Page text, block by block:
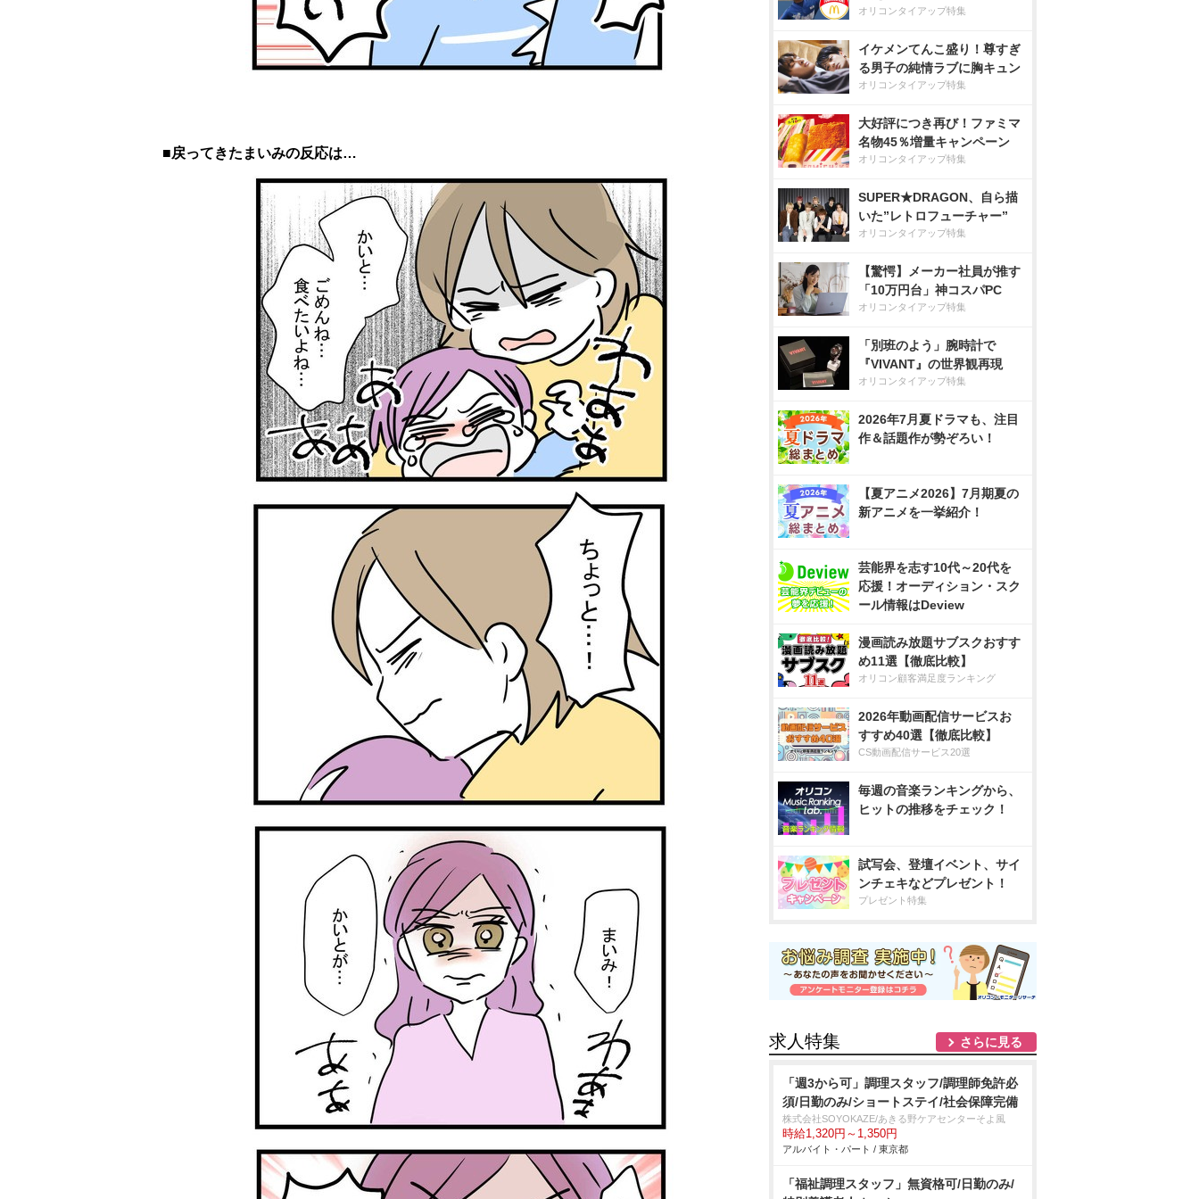
■戻ってきたまいみの反応は…
オリコンタイアップ特集
イケメンてんこ盛り！尊すぎ
る男子の純情ラブに胸キュン
オリコンタイアップ特集
大好評につき再び！ファミマ
名物45％増量キャンペーン
オリコンタイアップ特集
SUPER★DRAGON、自ら描
いた”レトロフューチャー”
オリコンタイアップ特集
【驚愕】メーカー社員が推す
「10万円台」神コスパPC
オリコンタイアップ特集
「別班のよう」腕時計で
『VIVANT』の世界観再現
オリコンタイアップ特集
2026年7月夏ドラマも、注目
作＆話題作が勢ぞろい！
【夏アニメ2026】7月期夏の
新アニメを一挙紹介！
芸能界を志す10代～20代を
応援！オーディション・スク
ール情報はDeview
漫画読み放題サブスクおすす
め11選【徹底比較】
オリコン顧客満足度ランキング
2026年動画配信サービスお
すすめ40選【徹底比較】
CS動画配信サービス20選
毎週の音楽ランキングから、
ヒットの推移をチェック！
試写会、登壇イベント、サイ
ンチェキなどプレゼント！
プレゼント特集
求人特集 さらに見る
「週3から可」調理スタッフ/調理師免許必
須/日勤のみ/ショートステイ/社会保障完備
株式会社SOYOKAZE/あきる野ケアセンターそよ風
時給1,320円～1,350円
アルバイト・パート / 東京都
「福祉調理スタッフ」無資格可/日勤のみ/